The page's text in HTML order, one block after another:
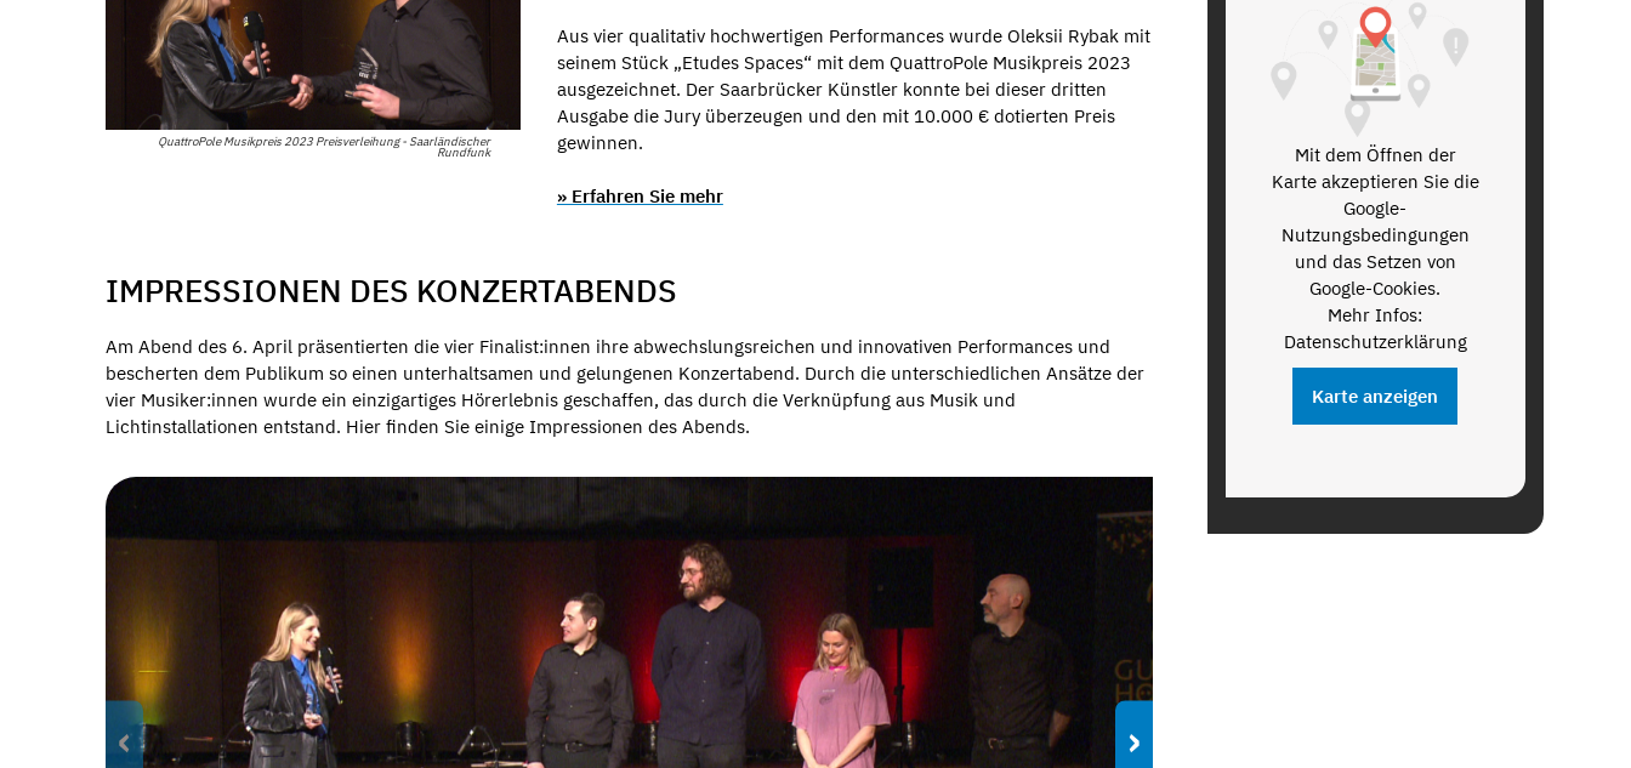
QuattroPole Musikpreis 2023 Preisverleihung - Saarländischer
Rundfunk
Aus vier qualitativ hochwertigen Performances wurde Oleksii Rybak mit
seinem Stück „Etudes Spaces“ mit dem QuattroPole Musikpreis 2023
ausgezeichnet. Der Saarbrücker Künstler konnte bei dieser dritten
Ausgabe die Jury überzeugen und den mit 10.000 € dotierten Preis
gewinnen.
» Erfahren Sie mehr
IMPRESSIONEN DES KONZERTABENDS
Am Abend des 6. April präsentierten die vier Finalist:innen ihre abwechslungsreichen und innovativen Performances und
bescherten dem Publikum so einen unterhaltsamen und gelungenen Konzertabend. Durch die unterschiedlichen Ansätze der
vier Musiker:innen wurde ein einzigartiges Hörerlebnis geschaffen, das durch die Verknüpfung aus Musik und
Lichtinstallationen entstand. Hier finden Sie einige Impressionen des Abends.
‹ ›
Mit dem Öffnen der
Karte akzeptieren Sie die
Google-
Nutzungsbedingungen
und das Setzen von
Google-Cookies.
Mehr Infos:
Datenschutzerklärung
Karte anzeigen